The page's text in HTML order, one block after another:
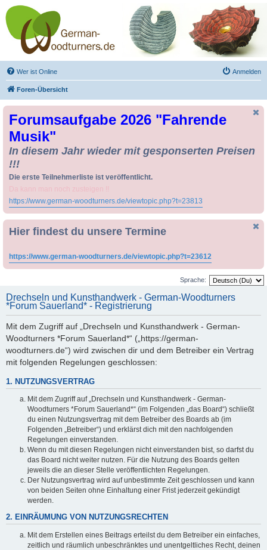
Drechseln und
Kunsthandwerk -
German-Woodturners
*Forum Sauerland*
Der Treffpunkt für Drechsler und Freunde des Kunsthandwerks
Wer ist Online Anmelden
Foren-Übersicht
Forumsaufgabe 2026 "Fahrende
Musik"
In diesem Jahr wieder mit gesponserten Preisen
!!!
Die erste Teilnehmerliste ist veröffentlicht.
Da kann man noch zusteigen !!
https://www.german-woodturners.de/viewtopic.php?t=23813
Hier findest du unsere Termine
https://www.german-woodturners.de/viewtopic.php?t=23612
Sprache:
Drechseln und Kunsthandwerk - German-Woodturners
*Forum Sauerland* - Registrierung
Mit dem Zugriff auf „Drechseln und Kunsthandwerk - German-
Woodturners *Forum Sauerland*“ („https://german-
woodturners.de“) wird zwischen dir und dem Betreiber ein Vertrag
mit folgenden Regelungen geschlossen:
1. NUTZUNGSVERTRAG
Mit dem Zugriff auf „Drechseln und Kunsthandwerk - German-
Woodturners *Forum Sauerland*“ (im Folgenden „das Board“) schließt
du einen Nutzungsvertrag mit dem Betreiber des Boards ab (im
Folgenden „Betreiber“) und erklärst dich mit den nachfolgenden
Regelungen einverstanden.
Wenn du mit diesen Regelungen nicht einverstanden bist, so darfst du
das Board nicht weiter nutzen. Für die Nutzung des Boards gelten
jeweils die an dieser Stelle veröffentlichten Regelungen.
Der Nutzungsvertrag wird auf unbestimmte Zeit geschlossen und kann
von beiden Seiten ohne Einhaltung einer Frist jederzeit gekündigt
werden.
2. EINRÄUMUNG VON NUTZUNGSRECHTEN
Mit dem Erstellen eines Beitrags erteilst du dem Betreiber ein einfaches,
zeitlich und räumlich unbeschränktes und unentgeltliches Recht, deinen